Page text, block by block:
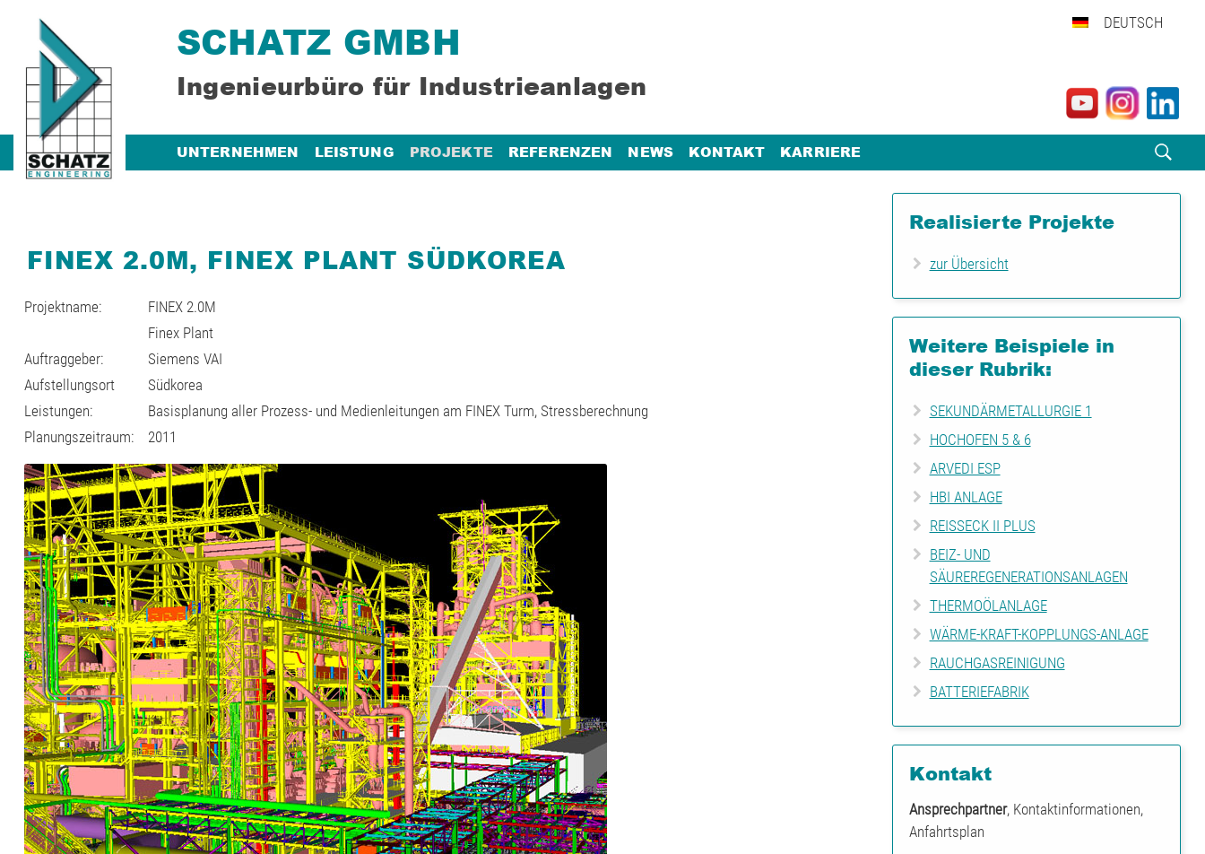
DEUTSCH
SCHATZ GMBH
Ingenieurbüro für Industrieanlagen
UNTERNEHMEN LEISTUNG PROJEKTE REFERENZEN NEWS KONTAKT KARRIERE
FINEX 2.0M, FINEX PLANT SÜDKOREA
Projektname:
FINEX 2.0M
Finex Plant
Auftraggeber:
Siemens VAI
Aufstellungsort
Südkorea
Leistungen:
Basisplanung aller Prozess- und Medienleitungen am FINEX Turm, Stressberechnung
Planungszeitraum:
2011
Realisierte Projekte
zur Übersicht
Weitere Beispiele in
dieser Rubrik:
SEKUNDÄRMETALLURGIE 1
HOCHOFEN 5 & 6
ARVEDI ESP
HBI ANLAGE
REISSECK II PLUS
BEIZ- UND
SÄUREREGENERATIONSANLAGEN
THERMOÖLANLAGE
WÄRME-KRAFT-KOPPLUNGS-ANLAGE
RAUCHGASREINIGUNG
BATTERIEFABRIK
Kontakt
Ansprechpartner, Kontaktinformationen,
Anfahrtsplan